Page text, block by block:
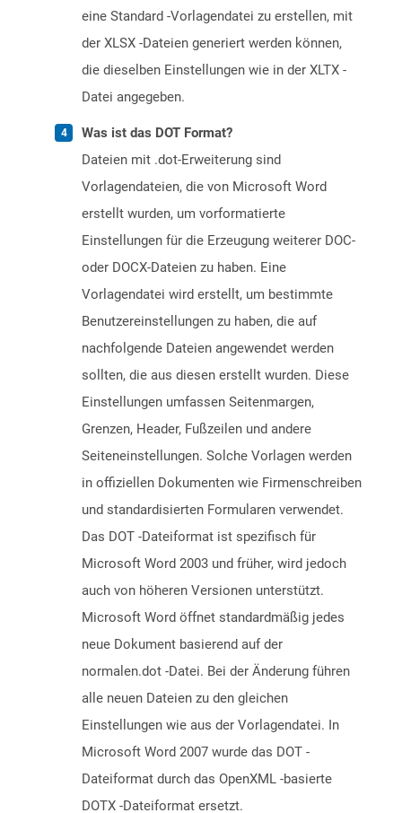
eine Standard -Vorlagendatei zu erstellen, mit
der XLSX -Dateien generiert werden können,
die dieselben Einstellungen wie in der XLTX -
Datei angegeben.
Was ist das DOT Format?
Dateien mit .dot-Erweiterung sind
Vorlagendateien, die von Microsoft Word
erstellt wurden, um vorformatierte
Einstellungen für die Erzeugung weiterer DOC-
oder DOCX-Dateien zu haben. Eine
Vorlagendatei wird erstellt, um bestimmte
Benutzereinstellungen zu haben, die auf
nachfolgende Dateien angewendet werden
sollten, die aus diesen erstellt wurden. Diese
Einstellungen umfassen Seitenmargen,
Grenzen, Header, Fußzeilen und andere
Seiteneinstellungen. Solche Vorlagen werden
in offiziellen Dokumenten wie Firmenschreiben
und standardisierten Formularen verwendet.
Das DOT -Dateiformat ist spezifisch für
Microsoft Word 2003 und früher, wird jedoch
auch von höheren Versionen unterstützt.
Microsoft Word öffnet standardmäßig jedes
neue Dokument basierend auf der
normalen.dot -Datei. Bei der Änderung führen
alle neuen Dateien zu den gleichen
Einstellungen wie aus der Vorlagendatei. In
Microsoft Word 2007 wurde das DOT -
Dateiformat durch das OpenXML -basierte
DOTX -Dateiformat ersetzt.